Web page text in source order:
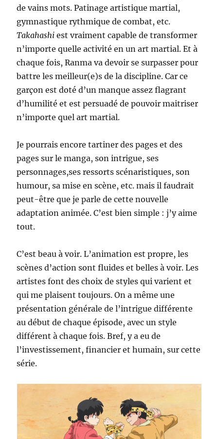
de vains mots. Patinage artistique martial,
gymnastique rythmique de combat, etc.
Takahashi est vraiment capable de transformer
n’importe quelle activité en un art martial. Et à
chaque fois, Ranma va devoir se surpasser pour
battre les meilleur(e)s de la discipline. Car ce
garçon est doté d’un manque assez flagrant
d’humilité et est persuadé de pouvoir maitriser
n’importe quel art martial.
Je pourrais encore tartiner des pages et des
pages sur le manga, son intrigue, ses
personnages,ses ressorts scénaristiques, son
humour, sa mise en scène, etc. mais il faudrait
peut-être que je parle de cette nouvelle
adaptation animée. C’est bien simple : j’y aime
tout.
C’est beau à voir. L’animation est propre, les
scènes d’action sont fluides et belles à voir. Les
artistes font des choix de styles qui varient et
qui me plaisent toujours. On a même une
présentation générale de l’intrigue différente
au début de chaque épisode, avec un style
différent à chaque fois. Bref, y a eu de
l’investissement, financier et humain, sur cette
série.